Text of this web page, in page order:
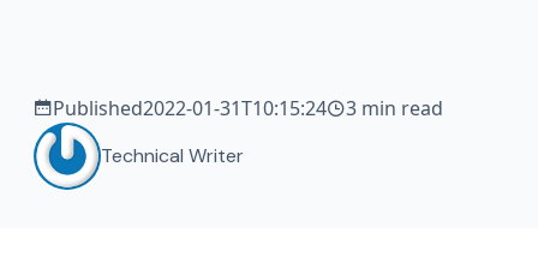
Published2022-01-31T10:15:24 3 min read
Technical Writer